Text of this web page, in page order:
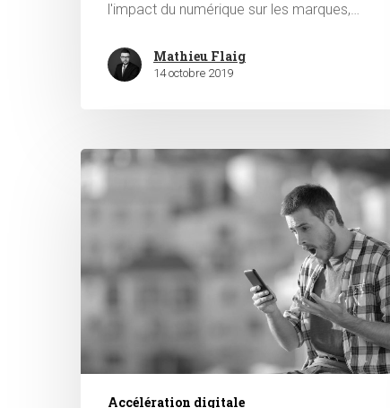
l'impact du numérique sur les marques,…
Mathieu Flaig
14 octobre 2019
Accélération digitale